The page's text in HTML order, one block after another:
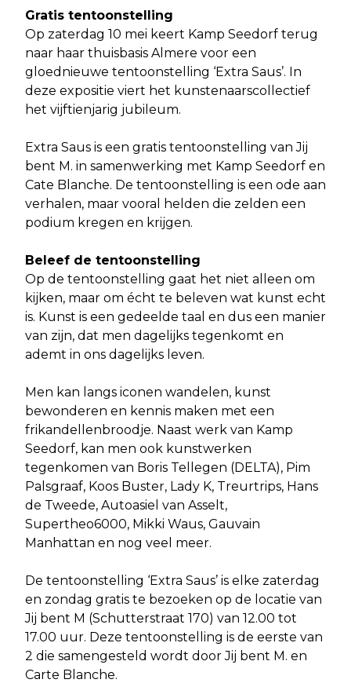
Gratis tentoonstelling
Op zaterdag 10 mei keert Kamp Seedorf terug
naar haar thuisbasis Almere voor een
gloednieuwe tentoonstelling ‘Extra Saus’. In
deze expositie viert het kunstenaarscollectief
het vijftienjarig jubileum.
Extra Saus is een gratis tentoonstelling van Jij
bent M. in samenwerking met Kamp Seedorf en
Cate Blanche. De tentoonstelling is een ode aan
verhalen, maar vooral helden die zelden een
podium kregen en krijgen.
Beleef de tentoonstelling
Op de tentoonstelling gaat het niet alleen om
kijken, maar om écht te beleven wat kunst echt
is. Kunst is een gedeelde taal en dus een manier
van zijn, dat men dagelijks tegenkomt en
ademt in ons dagelijks leven.
Men kan langs iconen wandelen, kunst
bewonderen en kennis maken met een
frikandellenbroodje. Naast werk van Kamp
Seedorf, kan men ook kunstwerken
tegenkomen van Boris Tellegen (DELTA), Pim
Palsgraaf, Koos Buster, Lady K, Treurtrips, Hans
de Tweede, Autoasiel van Asselt,
Supertheo6000, Mikki Waus, Gauvain
Manhattan en nog veel meer.
De tentoonstelling ‘Extra Saus’ is elke zaterdag
en zondag gratis te bezoeken op de locatie van
Jij bent M (Schutterstraat 170) van 12.00 tot
17.00 uur. Deze tentoonstelling is de eerste van
2 die samengesteld wordt door Jij bent M. en
Carte Blanche.